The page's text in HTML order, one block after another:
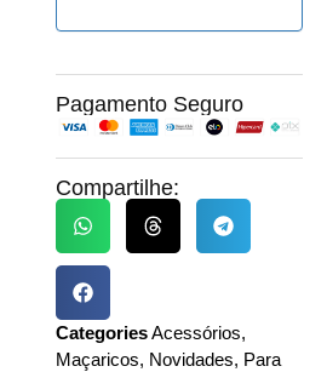
Pagamento Seguro
Compartilhe:
CategoriesAcessórios,
Maçaricos, Novidades, Para